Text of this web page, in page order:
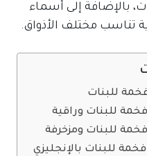
بالإضافة إلى أسماء
تناسب مختلف الأذواق.
للبنات
للبنات وراقية
للبنات ومزخرفة
للبنات بالإنجليزي